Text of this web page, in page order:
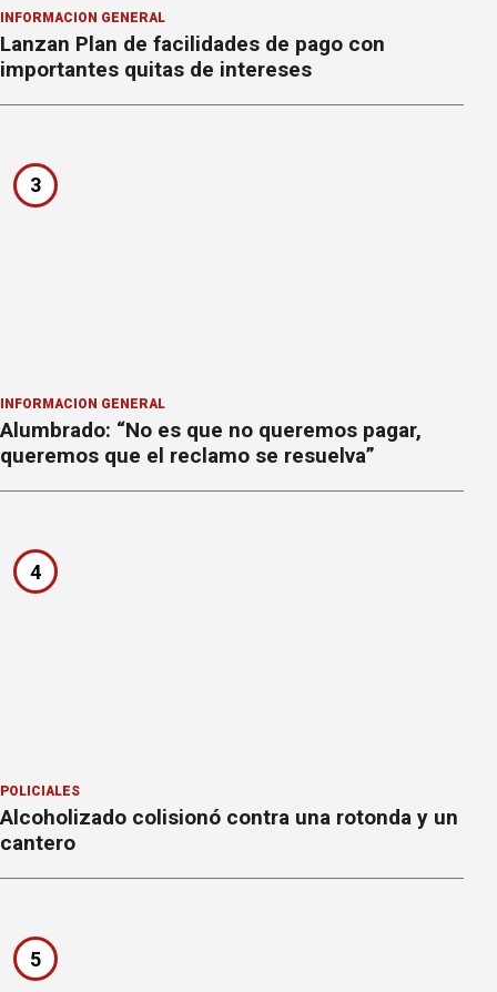
INFORMACION GENERAL
Lanzan Plan de facilidades de pago con
importantes quitas de intereses
3
INFORMACION GENERAL
Alumbrado: “No es que no queremos pagar,
queremos que el reclamo se resuelva”
4
POLICIALES
Alcoholizado colisionó contra una rotonda y un
cantero
5